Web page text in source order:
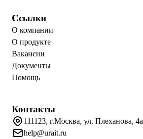
Ссылки
О компании
О продукте
Вакансии
Документы
Помощь
Контакты
111123, г.Москва, ул. Плеханова, 4а
help@urait.ru